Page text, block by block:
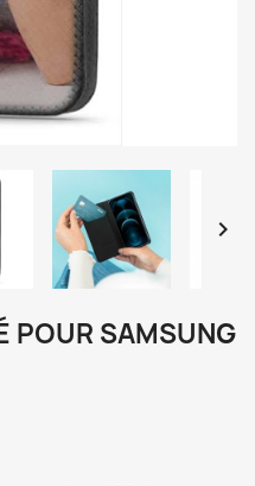

POUR SAMSUNG